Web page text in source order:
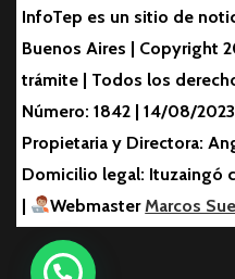
InfoTep es un sitio de
Buenos Aires | Copyright
trámite | Todos los
Número: 1842 | 14/08/
Propietaria y Directora:
Domicilio legal: Ituzaingó
|
Webmaster Marcos